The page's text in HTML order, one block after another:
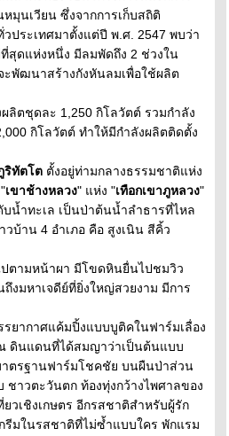
มุนเวียน ซึ่งจากการเก็บสถิติ
ประเทศมาตั้งแต่ปี พ.ศ. 2547 พบว่า
สุดแห่งหนึ่ง มีลมพัดถึง 2 ช่วงใน
พัฒนาสร้างกังหันลมเพื่อใช้ผลิต
ตชุดละ 1,250 กิโลวัตต์ รวมกำลัง
กิโลวัตต์ ทำให้มีกำลังผลิตติดตั้ง
ริทัตโต ตั้งอยู่ท่ามกลางธรรมชาติแห่ง
เขาช้างหลวง" แห่ง "เทือกเขาภูหลวง"
บน้ำทะเล เป็นป่าต้นน้ำลำธารที่ไหล
บ้าน 4 อำเภอ คือ สูงเนิน สีคิ้ว
ปตามหน้าผา มีโขดหินยื่นไปชมวิว
งมหาเจดีย์ที่ยิ่งใหญ่สวยงาม มีการ
รยากาศแค้มปิ้งแบบบูติคในฟาร์มเลื่อง
ณ ดินแดนที่ได้สมญาว่าเป็นต้นแบบ
าตรฐานฟาร์มโชคชัย บนผืนป่าส่วน
าวตะวันตก ท้องทุ่งกว้างไพศาลของ
วเชิงเกษตร อีกรสชาติสำหรับผู้รัก
รีมในรสชาติที่ไม่ซ้ำแบบใคร พักแรม